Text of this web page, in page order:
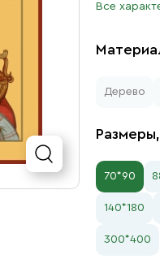
Все
Дерево
70*90
140*180
300*400